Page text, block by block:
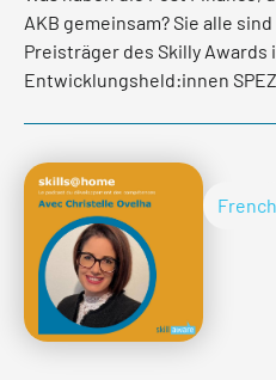
AKB gemeinsam? Sie alle
Preisträger des Skilly Awards
Entwicklungsheld:innen
Konkret ging die
Ausarbeitung oder direkt an
Lehrgangs Banking
waren, sowie an die
Im Podcast hören wir
Rückmeldungen der
warum die Personen den
French